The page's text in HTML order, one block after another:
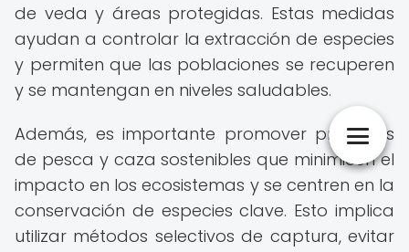
de veda y áreas protegidas. Estas medidas
ayudan a controlar la extracción de especies
y permiten que las poblaciones se recuperen
y se mantengan en niveles saludables.
Además, es importante promover prácticas
de pesca y caza sostenibles que minimicen el
impacto en los ecosistemas y se centren en la
conservación de especies clave. Esto implica
utilizar métodos selectivos de captura, evitar